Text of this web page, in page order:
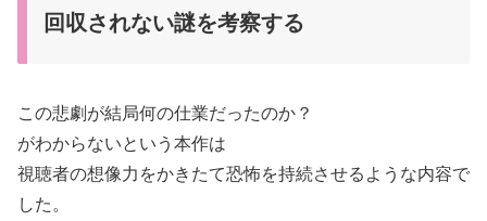
回収されない謎を考察する
この悲劇が結局何の仕業だったのか？
がわからないという本作は
視聴者の想像力をかきたて恐怖を持続させるような内容で
した。